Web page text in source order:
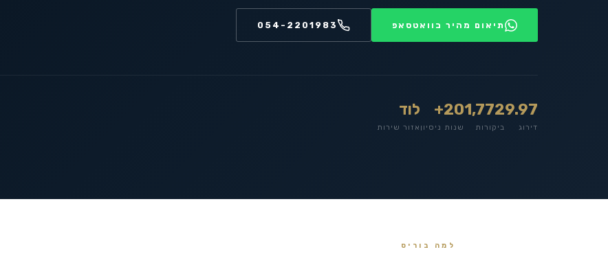
תיאום מהיר בוואטסאפ 054-2201983
9.97
דירוג
1,772
ביקורות
20+
שנות ניסיון
לוד
אזור שירות
למה בוריס